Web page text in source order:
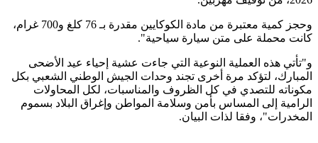
وحجز كمية معتبرة من مادة الكوكايين مقدرة بـ 76 كلغ و700 غرام،
كانت محملة على متن سيارة سياحية".
و"تأتي هذه العملية النوعية التي جاءت عشية إحياء عيد الأضحى
المبارك، لتؤكد مرة أخرى تجند وحدات الجيش الوطني الشعبي بكل
مكوناته للتصدي في كل الظروف والمناسبات، لكل المحاولات
الرامية إلى المساس بأمن وسلامة المواطن وإغراق البلاد بسموم
المخدرات"، وفقا لذات البيان.